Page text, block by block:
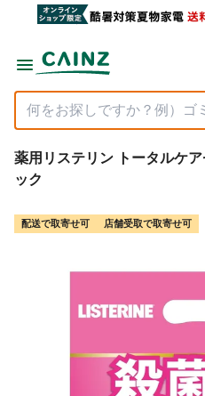
薬用リステリン トータルケ
ック
配送で取寄せ可 店舗受取で取寄せ可